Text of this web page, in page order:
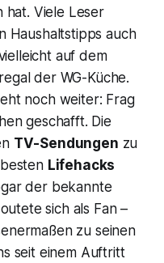
hat. Viele Leser
Haushaltstipps auch
auf dem
der WG-Küche.
noch weiter: Frag
geschafft. Die
TV-Sendungen zu
Lifehacks
der bekannte
outete sich als Fan –
zu seinen
seit einem Auftritt